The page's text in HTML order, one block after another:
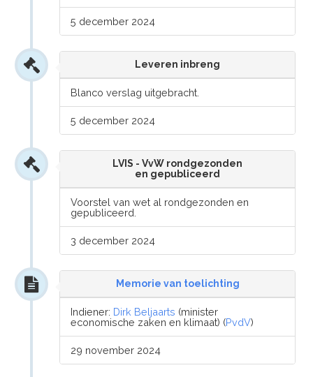
5 december 2024
Leveren inbreng
Blanco verslag uitgebracht.
5 december 2024
LVIS - VvW rondgezonden
en gepubliceerd
Voorstel van wet al rondgezonden en
gepubliceerd.
3 december 2024
Memorie van toelichting
Indiener: Dirk Beljaarts (minister
economische zaken en klimaat) (PvdV)
29 november 2024